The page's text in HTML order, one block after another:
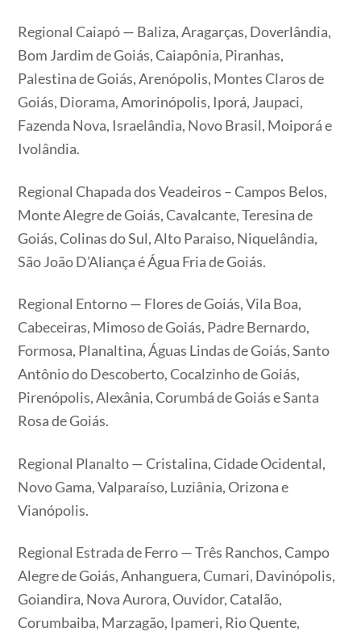
Regional Caiapó — Baliza, Aragarças, Doverlândia,
Bom Jardim de Goiás, Caiapônia, Piranhas,
Palestina de Goiás, Arenópolis, Montes Claros de
Goiás, Diorama, Amorinópolis, Iporá, Jaupaci,
Fazenda Nova, Israelândia, Novo Brasil, Moiporá e
Ivolândia.
Regional Chapada dos Veadeiros – Campos Belos,
Monte Alegre de Goiás, Cavalcante, Teresina de
Goiás, Colinas do Sul, Alto Paraiso, Niquelândia,
São João D’Aliança é Água Fria de Goiás.
Regional Entorno — Flores de Goiás, Vila Boa,
Cabeceiras, Mimoso de Goiás, Padre Bernardo,
Formosa, Planaltina, Águas Lindas de Goiás, Santo
Antônio do Descoberto, Cocalzinho de Goiás,
Pirenópolis, Alexânia, Corumbá de Goiás e Santa
Rosa de Goiás.
Regional Planalto — Cristalina, Cidade Ocidental,
Novo Gama, Valparaíso, Luziânia, Orizona e
Vianópolis.
Regional Estrada de Ferro — Três Ranchos, Campo
Alegre de Goiás, Anhanguera, Cumari, Davinópolis,
Goiandira, Nova Aurora, Ouvidor, Catalão,
Corumbaiba, Marzagão, Ipameri, Rio Quente,